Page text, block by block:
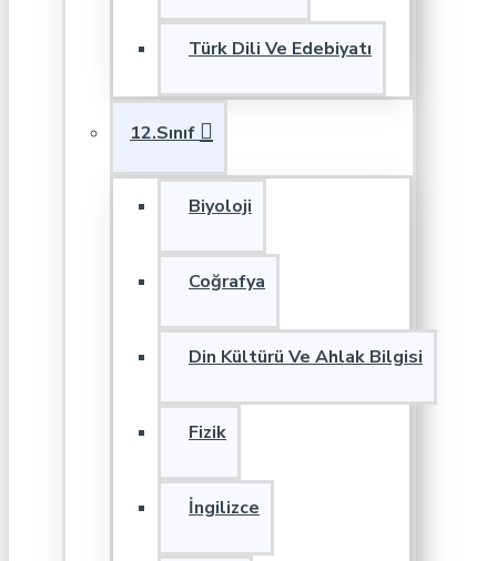
Türk Dili Ve Edebiyatı
12.Sınıf
Biyoloji
Coğrafya
Din Kültürü Ve Ahlak Bilgisi
Fizik
İngilizce